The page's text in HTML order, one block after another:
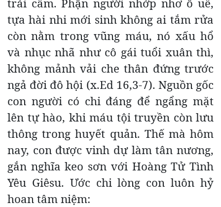
trái cấm. Phận người nhớp nhơ ô uế,
tựa hài nhi mới sinh không ai tắm rửa
còn nằm trong vũng máu, nó xấu hổ
và nhục nhã như cô gái tuổi xuân thì,
không mảnh vải che thân đứng trước
ngả đời đô hội (x.Ed 16,3-7). Nguồn gốc
con người có chi đáng để ngẩng mặt
lên tự hào, khi máu tội truyền còn lưu
thông trong huyết quản. Thế mà hôm
nay, con được vinh dự làm tân nương,
gắn nghĩa keo sơn với Hoàng Tử Tình
Yêu Giêsu. Ước chi lòng con luôn hỷ
hoan tâm niệm: